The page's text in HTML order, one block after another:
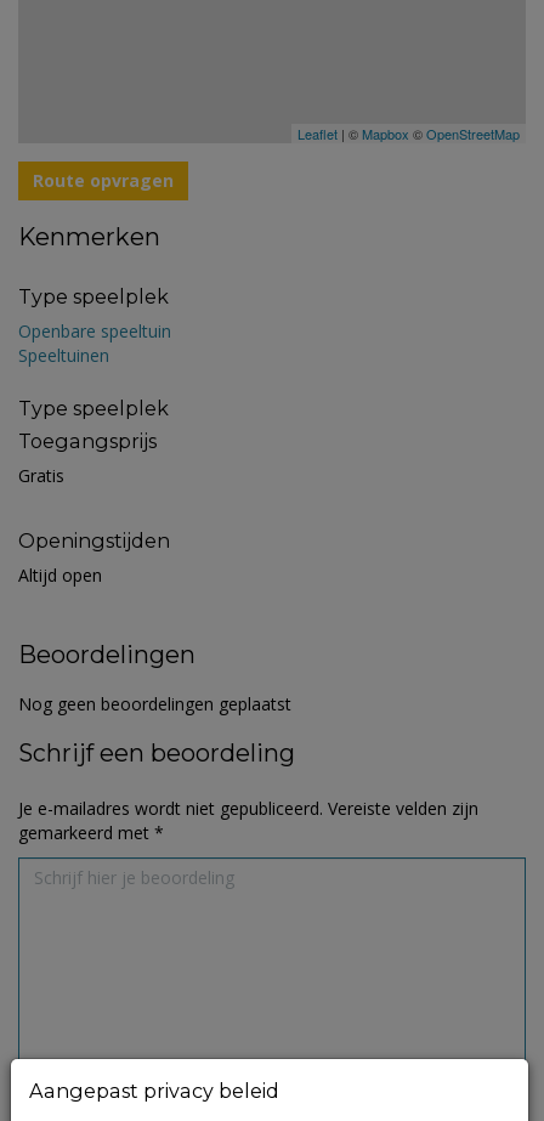
Leaflet | © Mapbox ©OpenStreetMap
Route opvragen
Kenmerken
Type speelplek
Openbare speeltuin
Speeltuinen
Type speelplek
Toegangsprijs
Gratis
Openingstijden
Altijd open
Beoordelingen
Nog geen beoordelingen geplaatst
Schrijf een beoordeling
Je e-mailadres wordt niet gepubliceerd. Vereiste velden zijn
gemarkeerd met *
Aangepast privacy beleid